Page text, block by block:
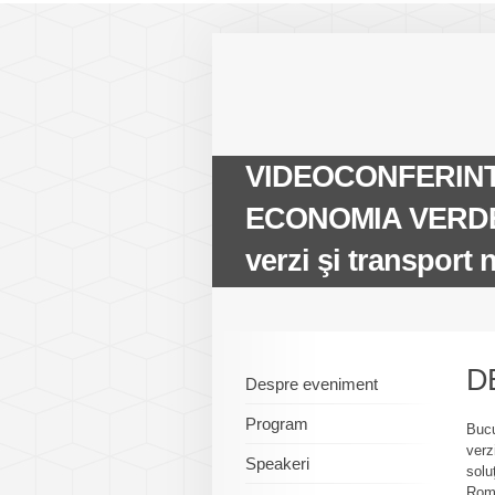
ECONOMIA
verzi şi transport
Despre eveniment
Program
Speakeri